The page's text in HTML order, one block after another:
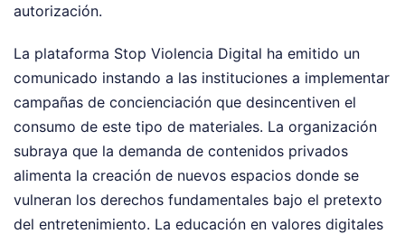
autorización.
La plataforma Stop Violencia Digital ha emitido un
comunicado instando a las instituciones a implementar
campañas de concienciación que desincentiven el
consumo de este tipo de materiales. La organización
subraya que la demanda de contenidos privados
alimenta la creación de nuevos espacios donde se
vulneran los derechos fundamentales bajo el pretexto
del entretenimiento. La educación en valores digitales